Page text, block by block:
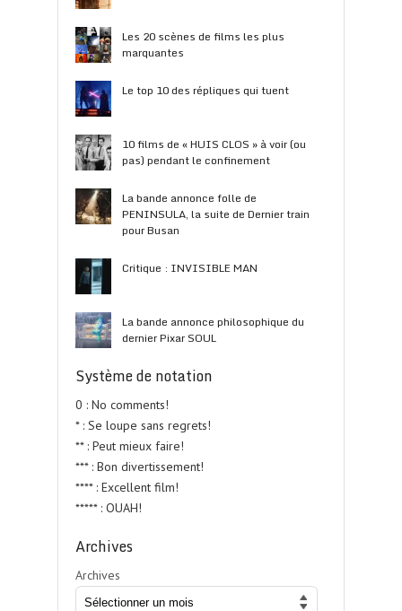
Les 20 scènes de films les plus
marquantes
Le top 10 des répliques qui tuent
10 films de « HUIS CLOS » à voir (ou
pas) pendant le confinement
La bande annonce folle de
PENINSULA, la suite de Dernier train
pour Busan
Critique : INVISIBLE MAN
La bande annonce philosophique du
dernier Pixar SOUL
Système de notation
0 : No comments!
* : Se loupe sans regrets!
** : Peut mieux faire!
*** : Bon divertissement!
**** : Excellent film!
***** : OUAH!
Archives
Archives